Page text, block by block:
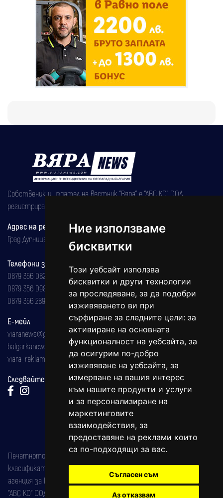
Ние използваме
бисквитки
Този уебсайт използва
бисквитки и други технологии
за проследяване, за да подобри
изживяването ви при
сърфиране за следните цели: за
активиране на основната
функционалност на уебсайта, за
да осигурим по-добро
изживяване на уебсайта, за
измерване на вашия интерес
към нашите продукти и услуги
и за персонализиране на
маркетинговите
взаимодействия, за
предоставяне на реклами които
са по-подходящи за вас.
Съгласен съм
Аз отказвам
Собственик и издател на вестник "Вяра" е "АВС КО" ООД,
регистрирана на 08.05.2002 година.
Адрес на редакцията
Град Дупница, ул.''Христо Ботев" 43
Телефони за реклама и абонаменти
0879 356 082
0879 356 098
0879 356 289
Е-мейл
viaranews@gmail.com
balgarkanews@gmail.com
viara_reklama@mail.bg
Следвайте ни:
Печатното издание на вестника е регистрирано в националния
класификатор на печатните издания (Българска национална
агенция за ISSN) под номер: ISSN 1312-4722.
"АВС КО" ООД е притежател на марката: Вяра информационен